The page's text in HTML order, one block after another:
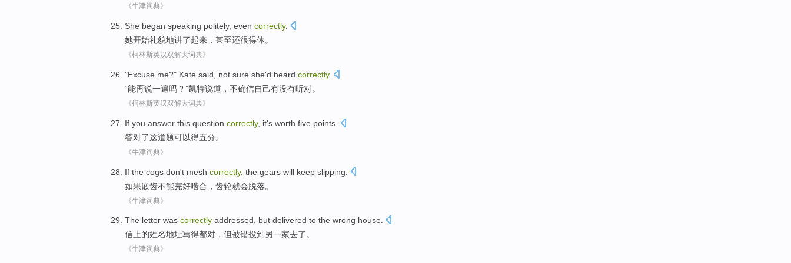
《牛津词典》
She began speaking politely, even correctly.
她开始礼貌地讲了起来， 甚至还很得体。
《柯林斯英汉双解大词典》
"Excuse me?" Kate said not sure she'd heard correctly.
“能再说一遍吗？”凯特说道 ， 不确信自己有没有听对。
《柯林斯英汉双解大词典》
If you answer this question correctly, it's worth five points
答对了这道题可以得五分。
《牛津词典》
If the cogs don't mesh correctly, the gears will keep slipping
如果嵌齿不能完好啮合 ， 齿轮就会脱落。
《牛津词典》
The letter was correctly addressed, but delivered to the wrong house.
信上的姓名地址写得都对， 但被错投到另一家去了。
《牛津词典》